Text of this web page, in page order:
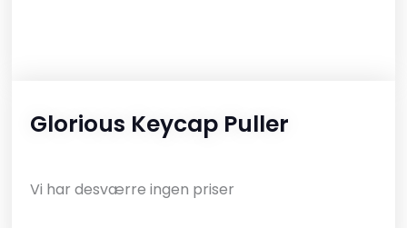
Glorious Keycap Puller
Vi har desværre ingen priser